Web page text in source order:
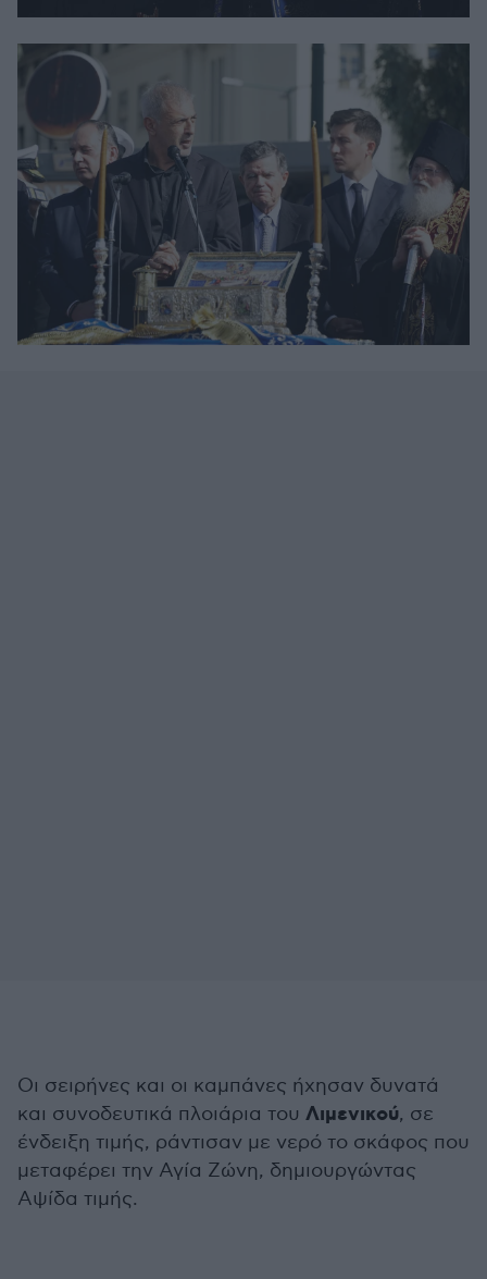
Οι σειρήνες και οι καμπάνες ήχησαν δυνατά
και συνοδευτικά πλοιάρια του Λιμενικού, σε
ένδειξη τιμής, ράντισαν με νερό το σκάφος που
μεταφέρει την Αγία Ζώνη, δημιουργώντας
Αψίδα τιμής.